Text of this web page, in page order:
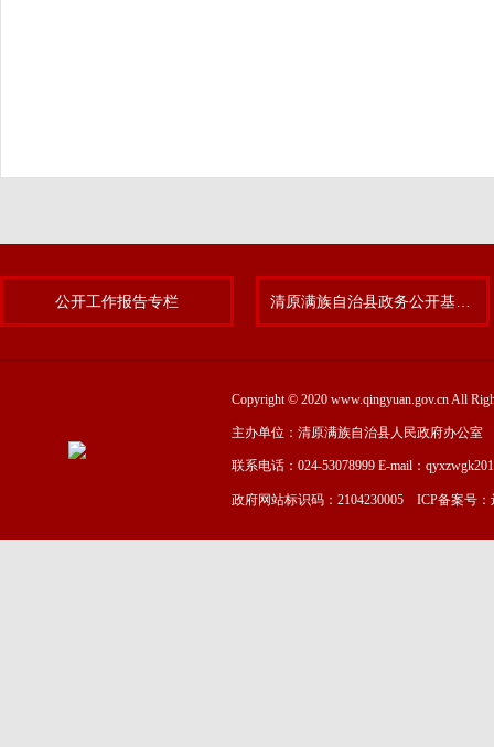
公开工作报告专栏
Copyright © 2020 www.qingyuan.gov.cn All
主办单位：清原满族自治县人民政府办公室
联系电话：024-53078999 E-mail：
政府网站标识码：2104230005 ICP备案号：